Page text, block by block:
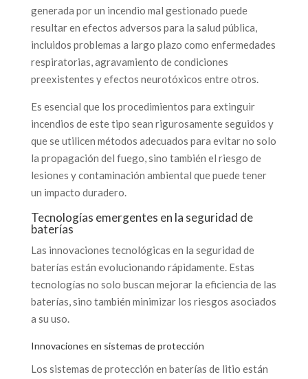
generada por un incendio mal gestionado puede
resultar en efectos adversos para la salud pública,
incluidos problemas a largo plazo como enfermedades
respiratorias, agravamiento de condiciones
preexistentes y efectos neurotóxicos entre otros.
Es esencial que los procedimientos para extinguir
incendios de este tipo sean rigurosamente seguidos y
que se utilicen métodos adecuados para evitar no solo
la propagación del fuego, sino también el riesgo de
lesiones y contaminación ambiental que puede tener
un impacto duradero.
Tecnologías emergentes en la seguridad de
baterías
Las innovaciones tecnológicas en la seguridad de
baterías están evolucionando rápidamente. Estas
tecnologías no solo buscan mejorar la eficiencia de las
baterías, sino también minimizar los riesgos asociados
a su uso.
Innovaciones en sistemas de protección
Los sistemas de protección en baterías de litio están